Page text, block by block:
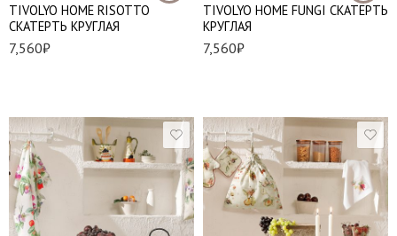
TIVOLYO HOME RISOTTO
СКАТЕРТЬ КРУГЛАЯ
7,560₽
TIVOLYO HOME FUNGI СКАТЕРТЬ
КРУГЛАЯ
7,560₽